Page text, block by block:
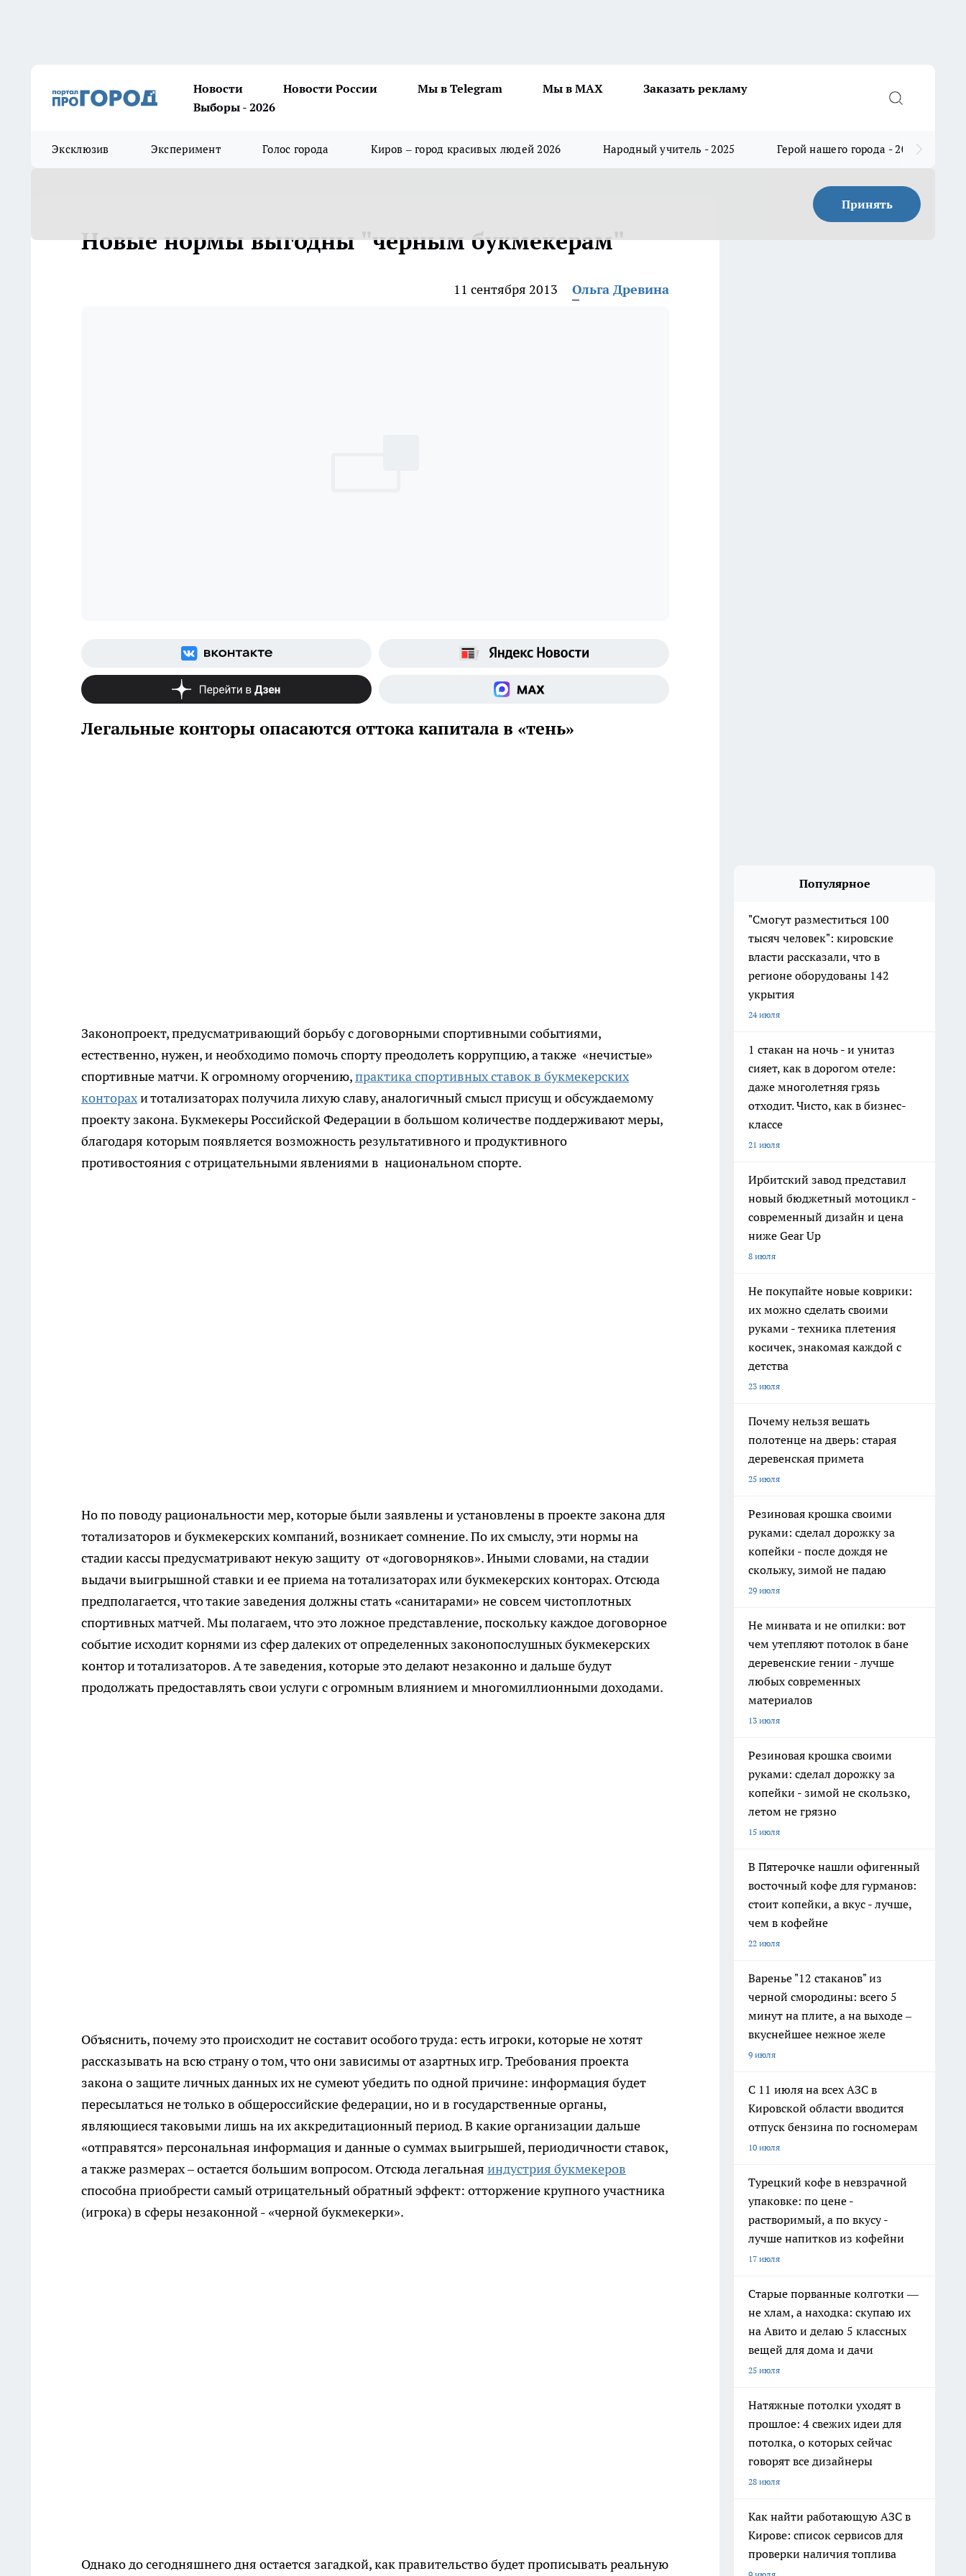
Новости Новости России Мы в Telegram Мы в MAX
Заказать рекламу
Выборы - 2026
Эксклюзив Эксперимент Голос города Киров – город красивых людей 2026 Народный учитель - 2025 Герой нашего города - 2025
Принять
Новые нормы выгодны "черным букмекерам"
11 сентября 2013 Ольга Древина
Легальные конторы опасаются оттока капитала в «тень»
Законопроект, предусматривающий борьбу с договорными спортивными событиями,
естественно, нужен, и необходимо помочь спорту преодолеть коррупцию, а также «нечистые»
спортивные матчи. К огромному огорчению,практика спортивных ставок в букмекерских
конторахи тотализаторах получила лихую славу, аналогичный смысл присущ и обсуждаемому
проекту закона. Букмекеры Российской Федерации в большом количестве поддерживают меры,
благодаря которым появляется возможность результативного и продуктивного
противостояния с отрицательными явлениями в национальном спорте.
Но по поводу рациональности мер, которые были заявлены и установлены в проекте закона для
тотализаторов и букмекерских компаний, возникает сомнение. По их смыслу, эти нормы на
стадии кассы предусматривают некую защиту от «договорняков». Иными словами, на стадии
выдачи выигрышной ставки и ее приема на тотализаторах или букмекерских конторах. Отсюда
предполагается, что такие заведения должны стать «санитарами» не совсем чистоплотных
спортивных матчей. Мы полагаем, что это ложное представление, поскольку каждое договорное
событие исходит корнями из сфер далеких от определенных законопослушных букмекерских
контор и тотализаторов. А те заведения, которые это делают незаконно и дальше будут
продолжать предоставлять свои услуги с огромным влиянием и многомиллионными доходами.
Объяснить, почему это происходит не составит особого труда: есть игроки, которые не хотят
рассказывать на всю страну о том, что они зависимы от азартных игр. Требования проекта
закона о защите личных данных их не сумеют убедить по одной причине: информация будет
пересылаться не только в общероссийские федерации, но и в государственные органы,
являющиеся таковыми лишь на их аккредитационный период. В какие организации дальше
«отправятся» персональная информация и данные о суммах выигрышей, периодичности ставок,
а также размерах – остается большим вопросом. Отсюда легальная индустрия букмекеров
способна приобрести самый отрицательный обратный эффект: отторжение крупного участника
(игрока) в сферы незаконной - «черной букмекерки».
Однако до сегодняшнего дня остается загадкой, как правительство будет прописывать реальную
Популярное
"Смогут разместиться 100
тысяч человек": кировские
власти рассказали, что в
регионе оборудованы 142
укрытия
24 июля
1 стакан на ночь - и унитаз
сияет, как в дорогом отеле:
даже многолетняя грязь
отходит. Чисто, как в бизнес-
классе
21 июля
Ирбитский завод представил
новый бюджетный мотоцикл -
современный дизайн и цена
ниже Gear Up
8 июля
Не покупайте новые коврики:
их можно сделать своими
руками - техника плетения
косичек, знакомая каждой с
детства
23 июля
Почему нельзя вешать
полотенце на дверь: старая
деревенская примета
25 июля
Резиновая крошка своими
руками: сделал дорожку за
копейки - после дождя не
скольжу, зимой не падаю
29 июля
Не минвата и не опилки: вот
чем утепляют потолок в бане
деревенские гении - лучше
любых современных
материалов
13 июля
Резиновая крошка своими
руками: сделал дорожку за
копейки - зимой не скользко,
летом не грязно
15 июля
В Пятерочке нашли офигенный
восточный кофе для гурманов:
стоит копейки, а вкус - лучше,
чем в кофейне
22 июля
Варенье "12 стаканов" из
черной смородины: всего 5
минут на плите, а на выходе –
вкуснейшее нежное желе
9 июля
С 11 июля на всех АЗС в
Кировской области вводится
отпуск бензина по госномерам
10 июля
Турецкий кофе в невзрачной
упаковке: по цене -
растворимый, а по вкусу -
лучше напитков из кофейни
17 июля
Старые порванные колготки —
не хлам, а находка: скупаю их
на Авито и делаю 5 классных
вещей для дома и дачи
25 июля
Натяжные потолки уходят в
прошлое: 4 свежих идеи для
потолка, о которых сейчас
говорят все дизайнеры
28 июля
Как найти работающую АЗС в
Кирове: список сервисов для
проверки наличия топлива